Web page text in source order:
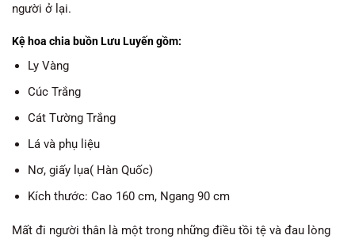
người ở lại.
Kệ hoa chia buồn Lưu Luyến gồm:
Ly Vàng
Cúc Trắng
Cát Tường Trắng
Lá và phụ liệu
Nơ, giấy lụa( Hàn Quốc)
Kích thước: Cao 160 cm, Ngang 90 cm
Mất đi người thân là một trong những điều tồi tệ và đau lòng